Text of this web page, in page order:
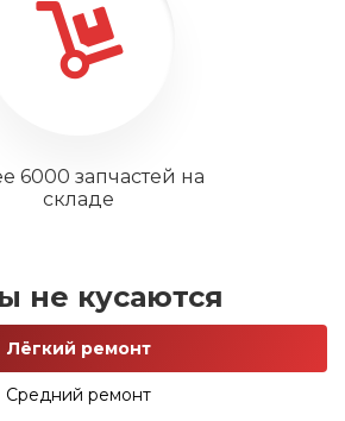
6000 запчастей на
складе
не кусаются
Лёгкий ремонт
Средний ремонт